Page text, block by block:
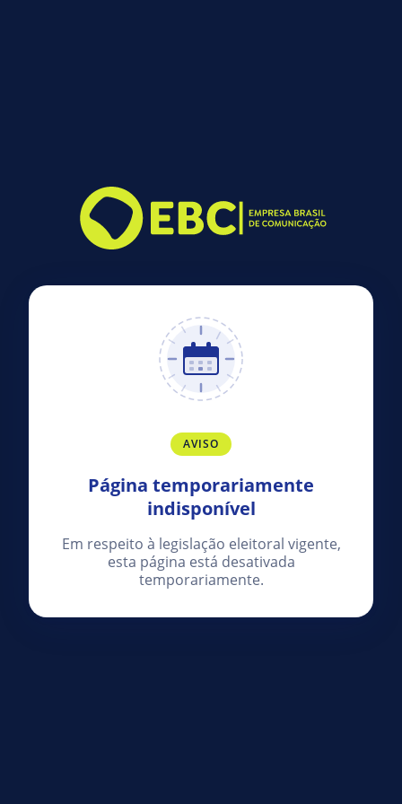
AVISO
Página temporariamente
indisponível
Em respeito à legislação eleitoral vigente,
esta página está desativada
temporariamente.